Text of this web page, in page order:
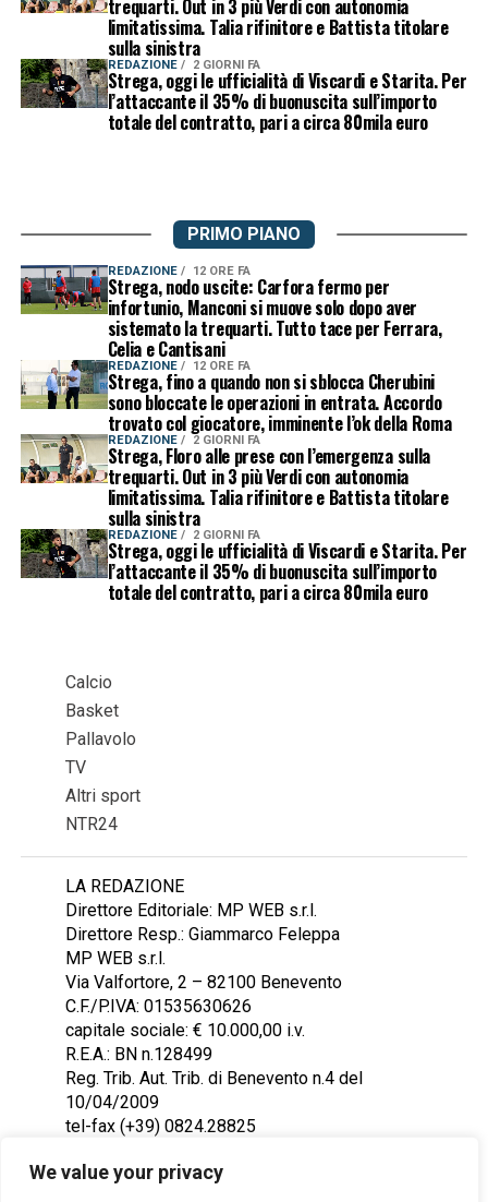
We value your privacy
trequarti. Out in 3 più Verdi con autonomia
limitatissima. Talia rifinitore e Battista titolare
sulla sinistra
REDAZIONE 2 GIORNI FA
Strega, oggi le ufficialità di Viscardi e Starita. Per
l’attaccante il 35% di buonuscita sull’importo
totale del contratto, pari a circa 80mila euro
PRIMO PIANO
REDAZIONE 12 ORE FA
Strega, nodo uscite: Carfora fermo per
infortunio, Manconi si muove solo dopo aver
sistemato la trequarti. Tutto tace per Ferrara,
Celia e Cantisani
REDAZIONE 12 ORE FA
Strega, fino a quando non si sblocca Cherubini
sono bloccate le operazioni in entrata. Accordo
trovato col giocatore, imminente l’ok della Roma
REDAZIONE 2 GIORNI FA
Strega, Floro alle prese con l’emergenza sulla
trequarti. Out in 3 più Verdi con autonomia
limitatissima. Talia rifinitore e Battista titolare
sulla sinistra
REDAZIONE 2 GIORNI FA
Strega, oggi le ufficialità di Viscardi e Starita. Per
l’attaccante il 35% di buonuscita sull’importo
totale del contratto, pari a circa 80mila euro
Calcio
Basket
Pallavolo
TV
Altri sport
NTR24
LA REDAZIONE
Direttore Editoriale: MP WEB s.r.l.
Direttore Resp.: Giammarco Feleppa
MP WEB s.r.l.
Via Valfortore, 2 – 82100 Benevento
C.F./P.IVA: 01535630626
capitale sociale: € 10.000,00 i.v.
R.E.A.: BN n.128499
Reg. Trib. Aut. Trib. di Benevento n.4 del
10/04/2009
tel-fax (+39) 0824.28825